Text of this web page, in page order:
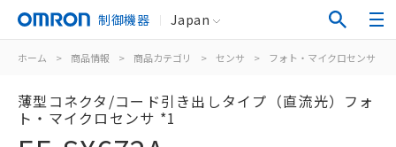
制御機器 Japan
ホーム > 商品情報 > 商品カテゴリ > センサ > フォト・マイクロセンサ
薄型コネクタ/コード引き出しタイプ（直流光）フォ
ト・マイクロセンサ *1